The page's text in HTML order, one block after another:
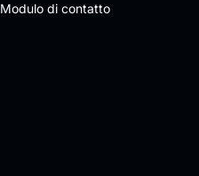
Modulo di contatto